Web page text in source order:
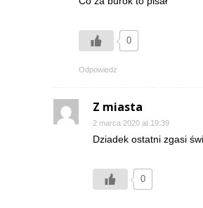
0
Odpowiedz
Z miasta
2 marca 2020 at 19:39
Dziadek ostatni zgasi
0